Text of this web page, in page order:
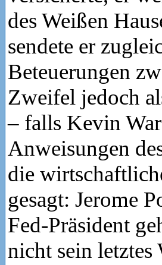
des Weißen
sendete er
Beteuerungen
Zweifel jedoch
– falls Kevin
Anweisungen
die
gesagt: Jerome
Fed-Präsident
nicht sein letztes